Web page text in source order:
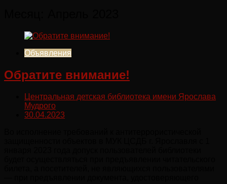
Объявления
Обратите внимание!
Центральная детская библиотека имени Ярослава
Мудрого
30.04.2023